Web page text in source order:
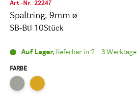
Art.-Nr. 22247
Spaltring, 9mm ø
SB-Btl 10Stück
Auf Lager, lieferbar in 2 – 3 Werktage
FARBE